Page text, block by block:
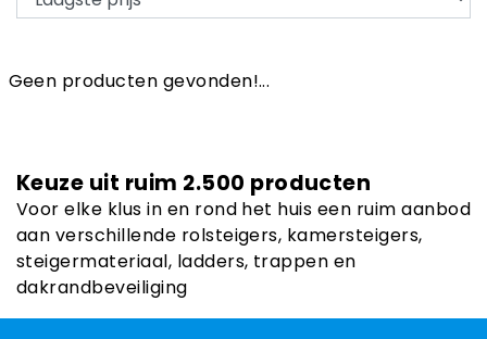
Geen producten gevonden!...
Keuze uit ruim 2.500 producten
Voor elke klus in en rond het huis een ruim aanbod
aan verschillende rolsteigers, kamersteigers,
steigermateriaal, ladders, trappen en
dakrandbeveiliging